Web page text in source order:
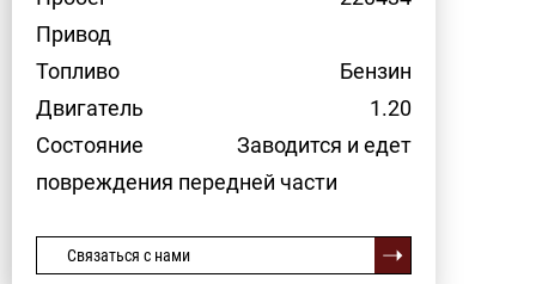
Привод
Топливо
Бензин
Двигатель
1.20
Состояние
Заводится и едет
повреждения передней части
Связаться с нами